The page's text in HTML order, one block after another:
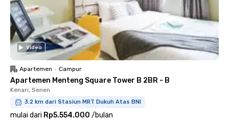
Video
Apartemen • Campur
Apartemen Menteng Square Tower B 2BR - B
Kenari, Senen
3.2 km dari Stasiun MRT Dukuh Atas BNI
mulai dari Rp5.554.000 /bulan